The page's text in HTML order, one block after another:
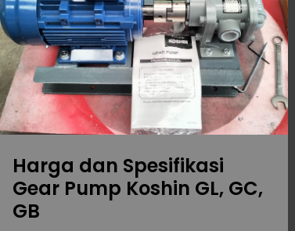
Harga dan Spesifikasi
Gear Pump Koshin GL, GC,
GB
Pump
Koshin
GL,
GC,
GB